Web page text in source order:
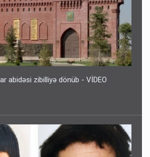
abidəsi zibilliyə dönüb - VİDEO